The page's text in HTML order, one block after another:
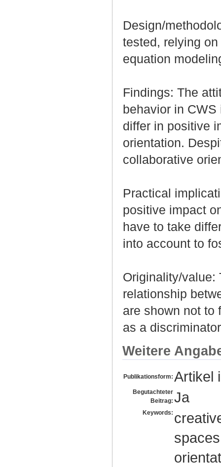
Design/
tested, relying
equation
Findings: The
behavior in CWS
differ in positive
orientation.
collaborative
Practical
positive impact
have to take
into account to
Originality/value:
relationship
are shown not to
as a
Weitere
Publikationsform: Artikel
Begutachteter
Beitrag: Ja
Keywords: